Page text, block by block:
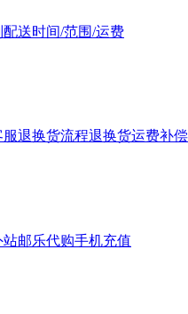
配送时间/范围/运费
退换货流程退换货运费补
站邮乐代购手机充值